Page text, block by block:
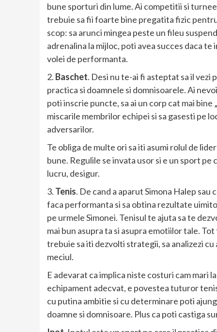
bune sporturi din lume. Ai competitii si
trebuie sa fii foarte bine pregatita fizic
scop: sa arunci mingea peste un fileu
adrenalina la mijloc, poti avea succes daca
volei de performanta.
2. Baschet. Desi nu te-ai fi asteptat sa il vezi
practica si doamnele si domnisoarele. Ai
poti inscrie puncte, sa ai un corp cat mai
miscarile membrilor echipei si sa gasesti pe
adversarilor.
Te obliga de multe ori sa iti asumi rolul de
bune. Regulile se invata usor si e un sport
lucru, desigur.
3. Tenis. De cand a aparut Simona Halep
faca performanta si sa obtina rezultate
pe urmele Simonei. Tenisul te ajuta sa te
mai bun asupra ta si asupra emotiilor tale.
trebuie sa iti dezvolti strategii, sa analizezi
meciul.
E adevarat ca implica niste costuri cam mari
echipament adecvat, e povestea tuturor
cu putina ambitie si cu determinare poti
doamne si domnisoare. Plus ca poti castiga